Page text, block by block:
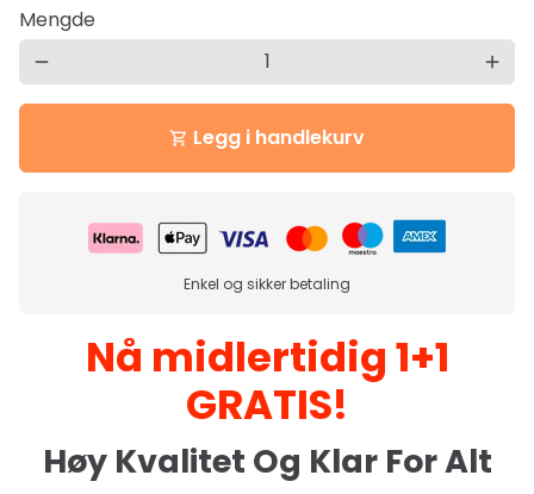
Mengde
remove add
shopping_cart Legg i handlekurv
Enkel og sikker betaling
Nå midlertidig 1+1
GRATIS!
Høy Kvalitet Og Klar For Alt